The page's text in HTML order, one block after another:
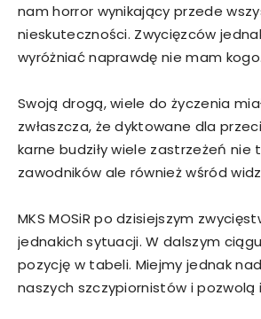
nam horror wynikający przede
nieskuteczności. Zwycięzców
wyróżniać naprawdę nie mam kogo.
Swoją drogą, wiele do życzenia
zwłaszcza, że dyktowane dla
karne budziły wiele zastrzeżeń nie
zawodników ale również wśród
MKS MOSiR po dzisiejszym
jednakich sytuacji. W dalszym
pozycję w tabeli. Miejmy jednak
naszych szczypiornistów i